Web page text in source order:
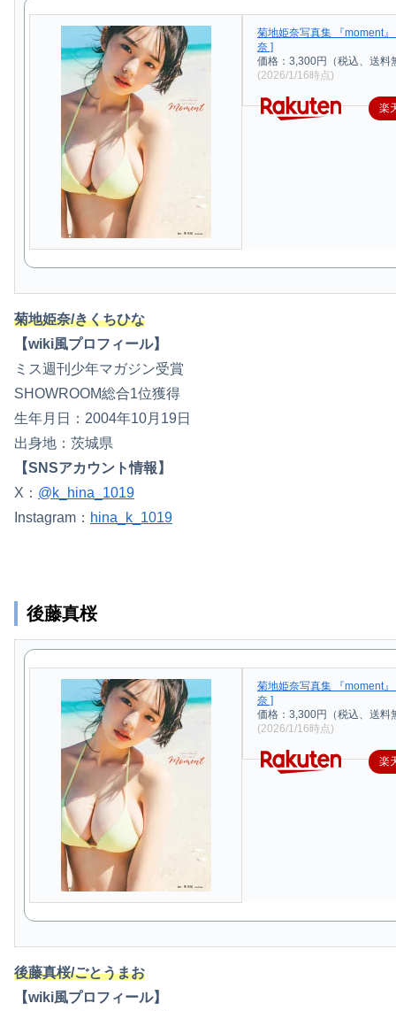
菊地姫奈写真集 『moment』
奈 ]
価格：3,300円（税込、送料
(2026/1/16時点)
楽
菊地姫奈/きくちひな
【wiki風プロフィール】
ミス週刊少年マガジン受賞
SHOWROOM総合1位獲得
生年月日：2004年10月19日
出身地：茨城県
【SNSアカウント情報】
X： @k_hina_1019
Instagram： hina_k_1019
後藤真桜
菊地姫奈写真集 『moment』
奈 ]
価格：3,300円（税込、送料
(2026/1/16時点)
楽
後藤真桜/ごとうまお
【wiki風プロフィール】